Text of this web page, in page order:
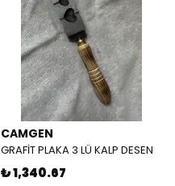
CAMGEN
GRAFİT PLAKA 3 LÜ KALP DESEN
₺ 1,340.67